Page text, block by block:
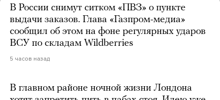
В России снимут ситком «ПВЗ» о пункте
выдачи заказов. Глава «Газпром-медиа»
сообщил об этом на фоне регулярных ударов
ВСУ по складам Wildberries
5 часов назад
В главном районе ночной жизни Лондона